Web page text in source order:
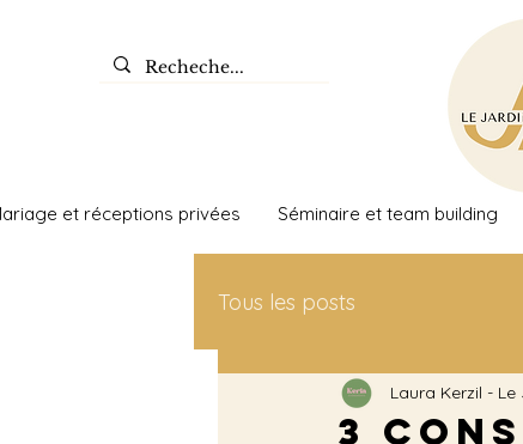
et réceptions privées Séminaire et team building
Tous les posts
3
Laura Kerzil -